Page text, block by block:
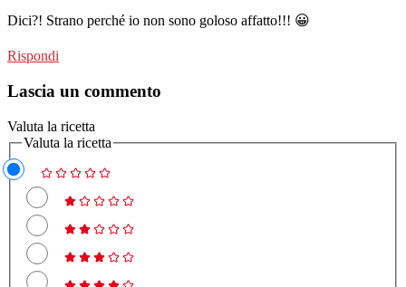
Dici?! Strano perché io non sono goloso affatto!!! 😀
Rispondi
Lascia un commento
Valuta la ricetta
Valuta la ricetta